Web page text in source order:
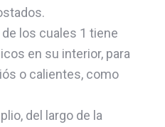
los cuales 1 tiene
en su interior, para
o calientes, como
del largo de la